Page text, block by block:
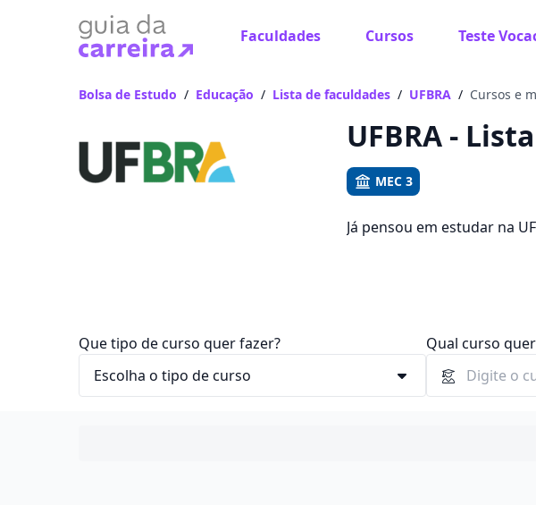
Faculdades Cursos Teste
Vamos te guiar no
Bolsa de Estudo / Educação / Lista de faculdades / UFBRA / Cursos e
UFBRA -
MEC 3
Já pensou em estudar na
Que tipo de curso quer fazer? Qual curso